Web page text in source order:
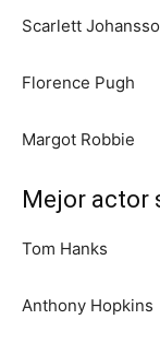
Scarlett
Florence Pugh
Margot Robbie
Mejor actor
Tom Hanks
Anthony Hopkins